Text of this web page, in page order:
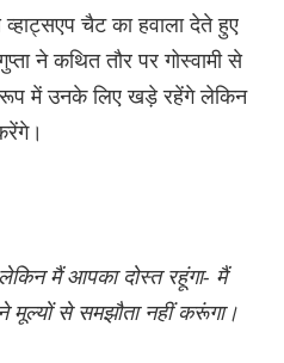
चैट का हवाला देते हुए
ने कथित तौर पर गोस्वामी से
में उनके लिए खड़े रहेंगे लेकिन
मैं आपका दोस्त रहूंगा- मैं
मूल्यों से समझौता नहीं करूंगा।